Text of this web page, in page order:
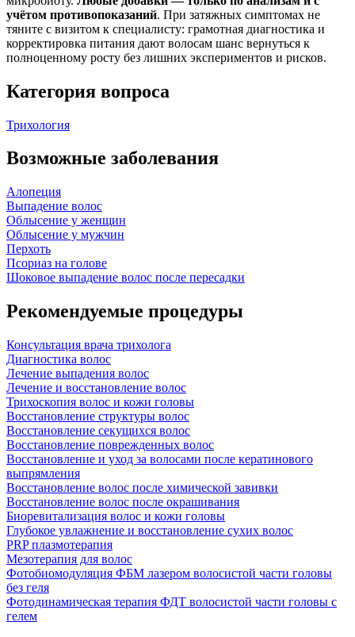
учётом противопоказаний. При затяжных симптомах не
тяните с визитом к специалисту: грамотная диагностика и
корректировка питания дают волосам шанс вернуться к
полноценному росту без лишних экспериментов и рисков.
Категория вопроса
Трихология
Возможные заболевания
Алопеция
Выпадение волос
Облысение у женщин
Облысение у мужчин
Перхоть
Псориаз на голове
Шоковое выпадение волос после пересадки
Рекомендуемые процедуры
Консультация врача трихолога
Диагностика волос
Лечение выпадения волос
Лечение и восстановление волос
Трихоскопия волос и кожи головы
Восстановление структуры волос
Восстановление секущихся волос
Восстановление поврежденных волос
Восстановление и уход за волосами после кератинового
выпрямления
Восстановление волос после химической завивки
Восстановление волос после окрашивания
Биоревитализация волос и кожи головы
Глубокое увлажнение и восстановление сухих волос
PRP плазмотерапия
Мезотерапия для волос
Фотобиомодуляция ФБМ лазером волосистой части головы
без геля
Фотодинамическая терапия ФДТ волосистой части головы с
гелем